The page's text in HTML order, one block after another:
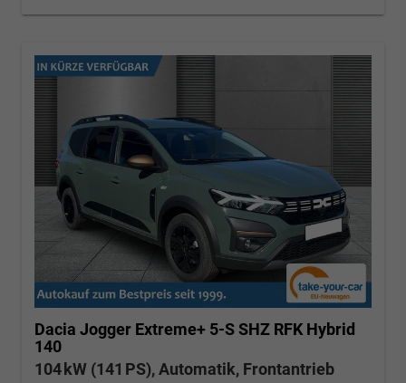
Dacia Jogger Extreme+ 5-S SHZ RFK Hybrid
140
104 kW (141 PS), Automatik, Frontantrieb